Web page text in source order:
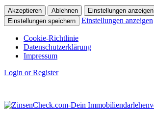
Akzeptieren Ablehnen
Einstellungen anzeigen
Einstellungen speichern
Einstellungen anzeigen
Cookie-Richtlinie
Datenschutzerklärung
Impressum
Login or Register